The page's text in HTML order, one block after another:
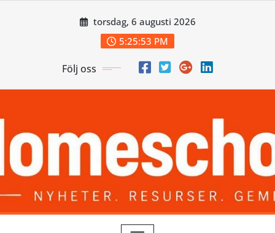
torsdag, 6 augusti 2026
5:25:54 PM
Följ oss